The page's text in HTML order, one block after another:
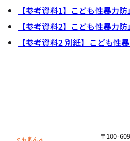
【参考資料1】こども性暴力
【参考資料2】こども性暴力
【参考資料2 別紙】こども性
〒100-